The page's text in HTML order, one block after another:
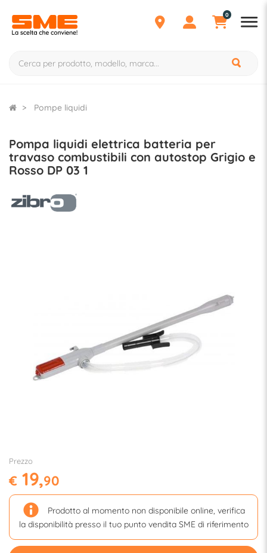
0
Pompe liquidi
Pompa liquidi elettrica batteria per
travaso combustibili con autostop Grigio e
Rosso DP 03 1
Prezzo
€ 19,90
Prodotto al momento non disponibile online, verifica
la disponibilità presso il tuo punto vendita SME di riferimento